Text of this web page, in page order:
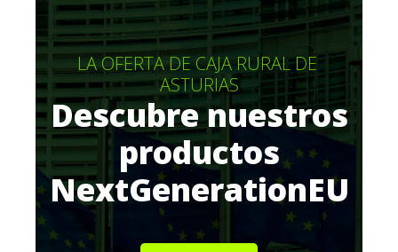
LA OFERTA DE CAJA RURAL DE
ASTURIAS
Descubre nuestros
productos
NextGenerationEU